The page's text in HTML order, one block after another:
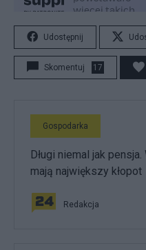
Udostępnij
Skomentuj 17
Gospodarka
Długi niemal jak
mają największy kłopot
Redakcja